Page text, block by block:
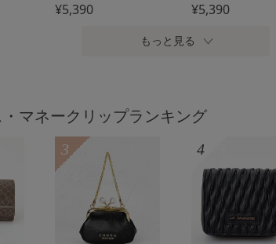
¥5,390 ¥5,390
もっと見る
マネークリップランキング
3 4